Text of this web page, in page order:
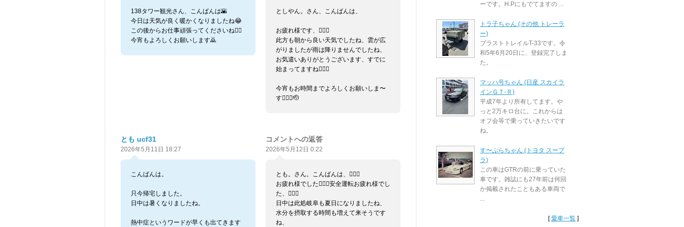
138タワー観光さん、こんばんは🌇
今日は天気が良く暖かくなりましたね😂
この後からお仕事頑張ってくださいね🙇‍♀️
今宵もよろしくお願いします🙇
としやん。さん、こんばんは、
お疲れ様です、🙇🏼‍♂️
此方も朝から良い天気でしたね、雲が広
がりましたが雨は降りませんでしたね、
お気遣いありがとうございます、すでに
始まってますね🙇🏼‍♂️
今宵もお時間までよろしくお願いしま〜
す🙇🏼‍♂️🫡
とも ucf31
2026年5月11日 18:27
こんばんは。
只今帰宅しました。
日中は暑くなりましたね。
熱中症というワードが早くも出てきます
コメントへの返答
2026年5月12日 0:22
とも。さん。こんばんは、🙇🏼‍♂️
お疲れ様でした🙇🏼‍♂️安全運転お疲れ様でし
た、🙇🏼‍♂️
日中は此処岐阜も夏日になりましたね、
水分を摂取する時間も増えて来そうです
ね、
ーです。H.Pにもでてますの ...
トラ子ちゃん (その他 トレーラ
ー)
ブラストトレイルT-33です。令
和5年6月20日に、登録完了しま
た。
マッハ号ちゃん (日産 スカイラ
インＧＴ‐Ｒ)
平成7年より所有してます。や
っと2万キロ台に。これからは
オフ会等で乗っていきたいです
ね。
す〜ぷらちゃん (トヨタ スープ
ラ)
この車はGTRの前に乗っていた
車です。雑誌にも27年前は何回
か掲載されたこともある車両で
...
[愛車一覧 ]